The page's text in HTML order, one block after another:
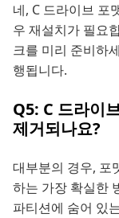
네, C 드라이브 포
우 재설치가 필요
크를 미리 준비하
행됩니다.
Q5: C 드라이
제거되나요?
대부분의 경우, 포
하는 가장 확실한
파티션에 숨어 있